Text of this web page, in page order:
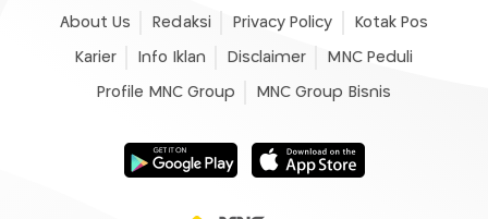
About Us Redaksi Privacy Policy Kotak Pos
Karier Info Iklan Disclaimer MNC Peduli
Profile MNC Group MNC Group Bisnis